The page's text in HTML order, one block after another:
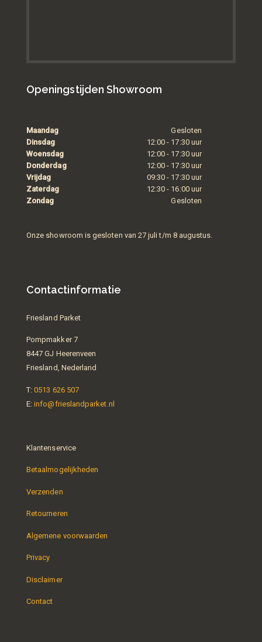
Openingstijden Showroom
Maandag
Gesloten
Dinsdag
12:00 - 17:30 uur
Woensdag
12:00 - 17:30 uur
Donderdag
12:00 - 17:30 uur
Vrijdag
09:30 - 17:30 uur
Zaterdag
12:30 - 16:00 uur
Zondag
Gesloten
Onze showroom is gesloten van 27 juli t/m 8 augustus.
Contactinformatie
Friesland Parket
Pompmakker 7
8447 GJ Heerenveen
Friesland, Nederland
T:0513 626 507
E:info@frieslandparket.nl
Klantenservice
Betaalmogelijkheden
Verzenden
Retourneren
Algemene voorwaarden
Privacy
Disclaimer
Contact